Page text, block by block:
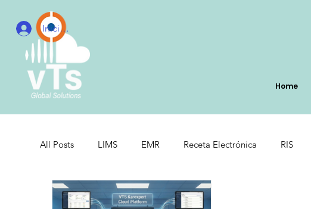
Home
Iniciar sesión
All Posts LIMS EMR Receta Electrónica RIS
Hospitales Clínicas Inventory Management